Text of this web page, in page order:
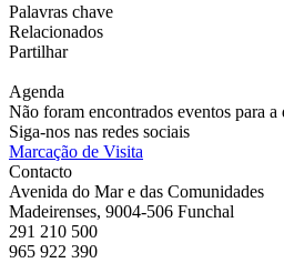
Palavras chave
Relacionados
Partilhar
Agenda
Não foram encontrados eventos para a
Siga-nos nas redes sociais
Marcação de Visita
Contacto
Avenida do Mar e das Comunidades
Madeirenses, 9004-506 Funchal
291 210 500
965 922 390